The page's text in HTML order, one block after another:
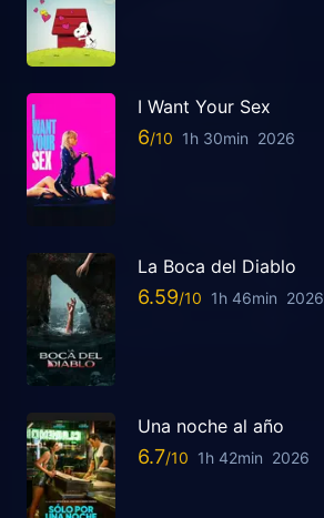
I Want Your Sex
6 1h 30min 2026
La Boca del Diablo
6.59 1h 46min 2026
Una noche al año
6.7 1h 42min 2026